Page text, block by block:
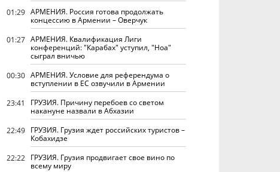
01:29 АРМЕНИЯ. Россия готова продолжать
концессию в Армении – Оверчук
01:27 АРМЕНИЯ. Квалификация Лиги
конференций: "Карабах" уступил, "Ноа"
сыграл вничью
00:30 АРМЕНИЯ. Условие для референдума о
вступлении в ЕС озвучили в Армении
23:41
ГРУЗИЯ. Причину перебоев со светом
накануне назвали в Абхазии
22:49 ГРУЗИЯ. Грузия ждет российских туристов –
Кобахидзе
22:22 ГРУЗИЯ. Грузия продвигает свое вино по
всему миру